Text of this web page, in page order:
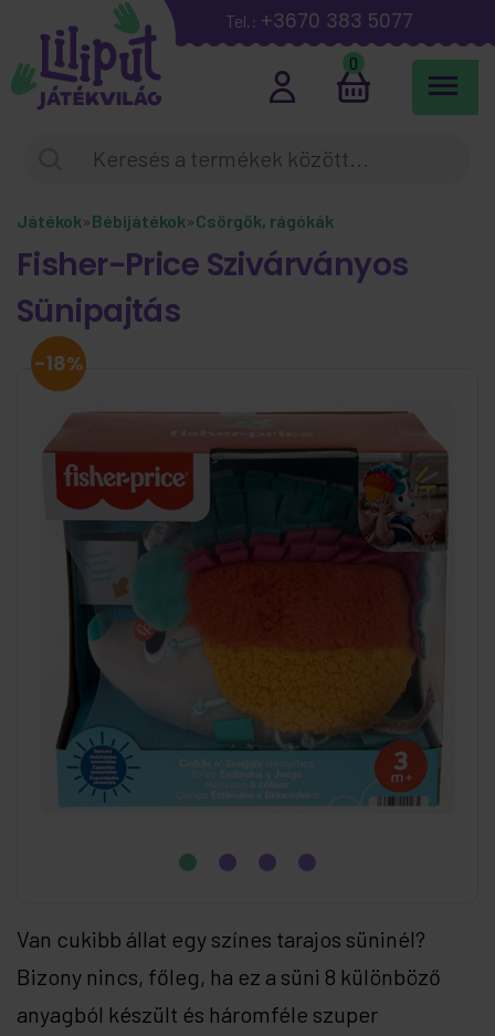
Tel.: +3670 383 5077
0
Játékok»Bébijátékok»Csörgők, rágókák
Fisher-Price Szivárványos
Sünipajtás
-18%
Van cukibb állat egy színes tarajos süninél?
Bizony nincs, főleg, ha ez a süni 8 különböző
anyagból készült és háromféle szuper